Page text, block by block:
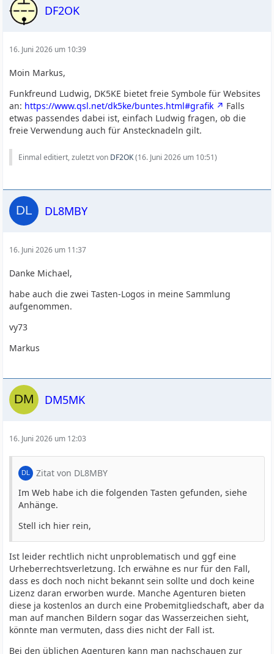
DF2OK
16. Juni 2026 um 10:39
Moin Markus,
Funkfreund Ludwig, DK5KE bietet freie Symbole für Websites
an: https://www.qsl.net/dk5ke/buntes.html#grafik
Falls
etwas passendes dabei ist, einfach Ludwig fragen, ob die
freie Verwendung auch für Anstecknadeln gilt.
Einmal editiert, zuletzt von DF2OK(16. Juni 2026 um 10:51)
DL8MBY
16. Juni 2026 um 11:37
Danke Michael,
habe auch die zwei Tasten-Logos in meine Sammlung
aufgenommen.
vy73
Markus
DM5MK
16. Juni 2026 um 12:03
Zitat von DL8MBY
Im Web habe ich die folgenden Tasten gefunden, siehe
Anhänge.
Stell ich hier rein,
Ist leider rechtlich nicht unproblematisch und ggf eine
Urheberrechtsverletzung. Ich erwähne es nur für den Fall,
dass es doch noch nicht bekannt sein sollte und doch keine
Lizenz daran erworben wurde. Manche Agenturen bieten
diese ja kostenlos an durch eine Probemitgliedschaft, aber da
man auf manchen Bildern sogar das Wasserzeichen sieht,
könnte man vermuten, dass dies nicht der Fall ist.
Bei den üblichen Agenturen kann man nachschauen zur